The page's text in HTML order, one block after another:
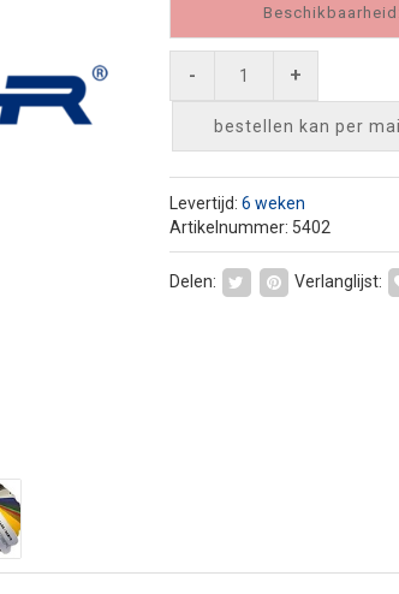
- +
bestellen kan per
Levertijd: 6 weken
Artikelnummer: 5402
Delen: Verlanglijst: